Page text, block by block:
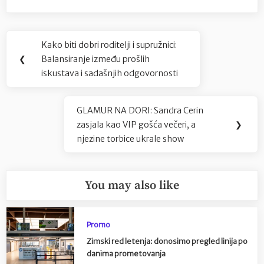
Navigacija
objava
❮
Previous
Post:
Kako biti dobri roditelji i supružnici:
Balansiranje između prošlih
iskustava i sadašnjih odgovornosti
Next
Post:
GLAMUR NA DORI: Sandra Cerin
zasjala kao VIP gošća večeri, a
njezine torbice ukrale show
❯
You may also like
Promo
Zimski red letenja: donosimo pregled linija po
danima prometovanja